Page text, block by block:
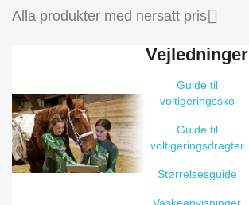
Alla produkter med nersatt pris
Vejledninger
Guide til
voltigeringssko
Guide til
voltigeringsdragter
Størrelsesguide
Vaskeanvisninger